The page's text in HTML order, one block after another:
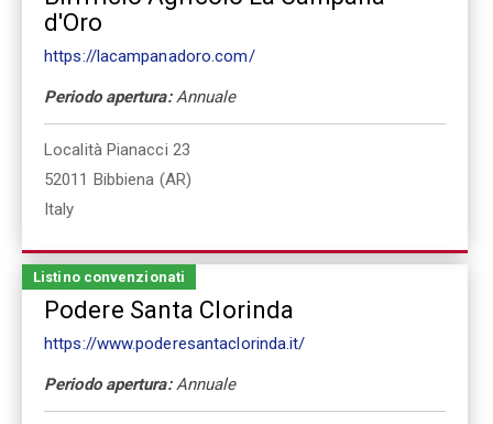
d'Oro
https://lacampanadoro.com/
Periodo apertura:Annuale
Località Pianacci 23
52011 Bibbiena (AR)
Italy
Listino convenzionati
Podere Santa Clorinda
https://www.poderesantaclorinda.it/
Periodo apertura:Annuale